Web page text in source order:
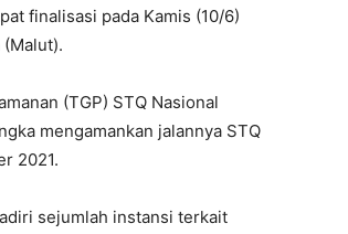
finalisasi pada Kamis (10/6)
(TGP) STQ Nasional
mengamankan jalannya STQ
2021.
sejumlah instansi terkait